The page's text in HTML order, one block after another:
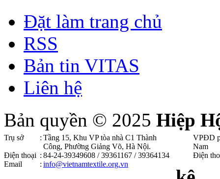
Đặt làm trang chủ
RSS
Bản tin VITAS
Liên hệ
Bản quyền © 2025 Hiệp
Trụ sở : Tầng 15, Khu VP tòa nhà C1 Thành
Công, Phường Giảng Võ, Hà Nội .
Điện thoại : 84-24-39349608 / 39361167 / 39364134
Email
: info@vietnamtextile.org.vn
VPĐD
Nam
Điện